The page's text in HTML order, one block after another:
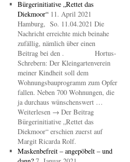
Bürgerinitiative „Rettet das
Diekmoor“ 11. April 2021
Hamburg, So. 11.04.2021 Die
Nachricht erreichte mich beinahe
zufällig, nämlich über einen
Beitrag bei den . Hortus-
Schrebern: Der Kleingartenverein
meiner Kindheit soll dem
Wohnungsbauprogramm zum Opfer
fallen. Neben 700 Wohnungen, die
ja durchaus wünschenswert …
Weiterlesen → Der Beitrag
Bürgerinitiative „Rettet das
Diekmoor“ erschien zuerst auf
Margit Ricarda Rolf.
Maskenbefreit – angepöbelt – und